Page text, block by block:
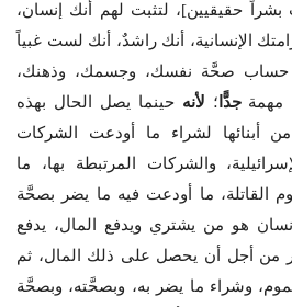
حقيقيين]، لتثبت لهم أنك إنسان،
الإنسانية، أنك راشدٌ، أنك لست غبياً
حساب صحَّة نفسك، وجسمك، وذهنك،
مهمةجدًّا ؛ لأنه حينما يصل الحال بهذه
أبنائها لشراء ما أودعت الشركات
والشركات المرتبطة بها، ما
القاتلة، ما أودعت فيه ما يضر بصحَّة
هو من يشتري ويدفع المال، يدفع
من أجل أن يحصل على ذلك المال، ثم
وشراء ما يضر به، وبصحَّته، وبصحَّة